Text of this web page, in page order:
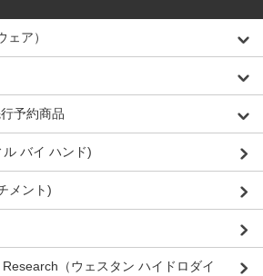
ェア）
予約商品
バイ ハンド)
メント)
（ウェスタン ハイドロダイ